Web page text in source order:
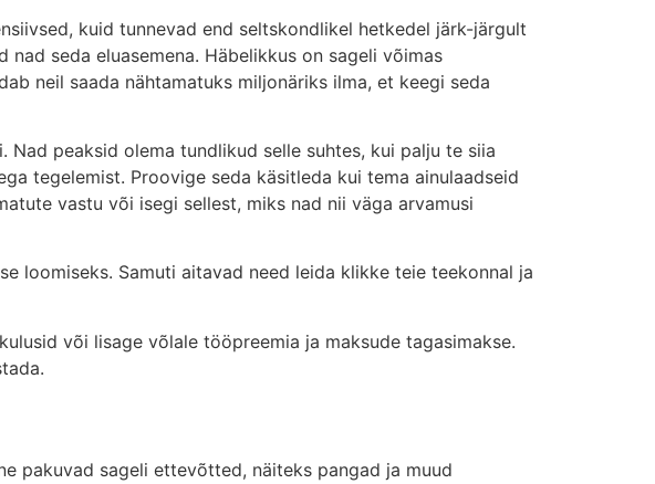
kuid tunnevad end seltskondlikel hetkedel järk-järgult
seda eluasemena. Häbelikkus on sageli võimas
neil saada nähtamatuks miljonäriks ilma, et keegi seda
peaksid olema tundlikud selle suhtes, kui palju te siia
tegelemist. Proovige seda käsitleda kui tema ainulaadseid
vastu või isegi sellest, miks nad nii väga arvamusi
loomiseks. Samuti aitavad need leida klikke teie teekonnal ja
või lisage võlale tööpreemia ja maksude tagasimakse.
pakuvad sageli ettevõtted, näiteks pangad ja muud